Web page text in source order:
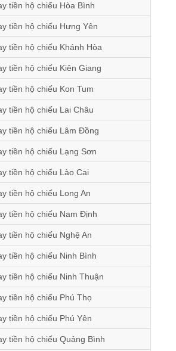
tiền hộ chiếu Hòa Bình
tiền hộ chiếu Hưng Yên
tiền hộ chiếu Khánh Hòa
tiền hộ chiếu Kiên Giang
tiền hộ chiếu Kon Tum
tiền hộ chiếu Lai Châu
tiền hộ chiếu Lâm Đồng
tiền hộ chiếu Lạng Sơn
tiền hộ chiếu Lào Cai
tiền hộ chiếu Long An
tiền hộ chiếu Nam Định
tiền hộ chiếu Nghệ An
tiền hộ chiếu Ninh Bình
tiền hộ chiếu Ninh Thuận
tiền hộ chiếu Phú Thọ
tiền hộ chiếu Phú Yên
tiền hộ chiếu Quảng Bình